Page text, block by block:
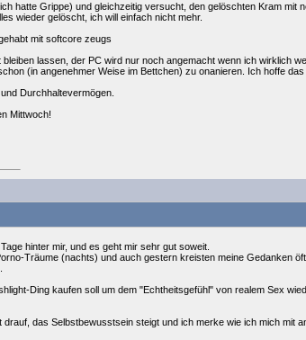
hatte Grippe) und gleichzeitig versucht, den gelöschten Kram
wieder gelöscht, ich will einfach nicht mehr.
mit softcore zeugs
lassen, der PC wird nur noch angemacht wenn ich wirklich
(in angenehmer Weise im Bettchen) zu onanieren. Ich hoffe das
Durchhaltevermögen.
Mittwoch!
hinter mir, und es geht mir sehr gut soweit.
Träume (nachts) und auch gestern kreisten meine Gedanken
Ding kaufen soll um dem "Echtheitsgefühl" von realem Sex
das Selbstbewusstsein steigt und ich merke wie ich mich mit